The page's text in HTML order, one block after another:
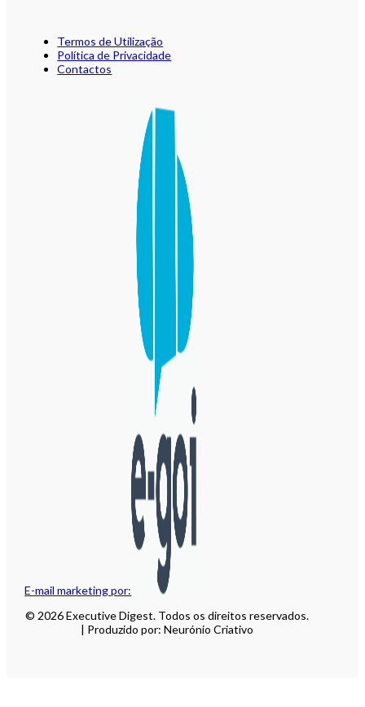
E-mail marketing por:
Termos de Utilização
Política de Privacidade
Contactos
© 2026 Executive Digest. Todos os direitos reservados.
| Produzido por: Neurónio Criativo